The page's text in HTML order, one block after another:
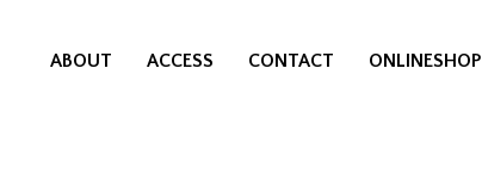
ABOUT ACCESS CONTACT ONLINESHOP